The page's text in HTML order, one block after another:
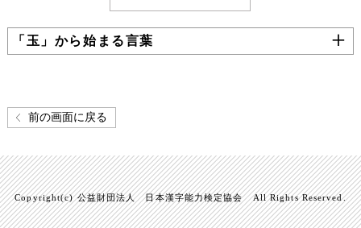
「玉」から始まる言葉
前の画面に戻る
Copyright(c) 公益財団法人 日本漢字能力検定協会 All Rights Reserved.